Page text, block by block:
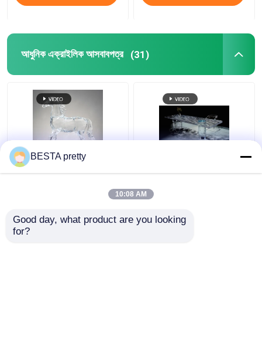
আধুনিক এক্রাইলিক আসবাবপত্র (31)
ভিনাস আর্টওয়ার্ক এক্রাইলিক রঙ
ভালো দাম
উত্স কারখানা এক্রাইলিক ডাইনিং
রঙ এবং আকার এক টুকরা
ভালো দাম
BESTA pretty
10:08 AM
Good day, what product are you looking
for?